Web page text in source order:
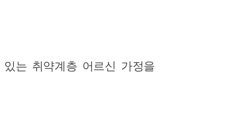
는 취약계층 어르신 가정을